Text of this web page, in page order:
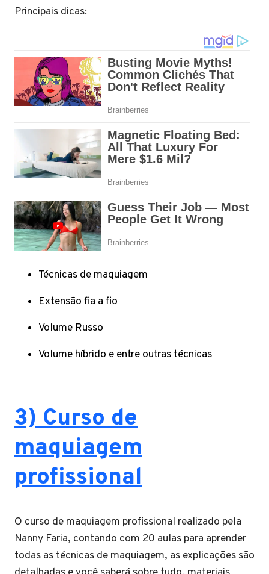
Principais dicas:
Técnicas de maquiagem
Extensão fia a fio
Volume Russo
Volume híbrido e entre outras técnicas
3) Curso de
maquiagem
profissional
O curso de maquiagem profissional realizado pela
Nanny Faria, contando com 20 aulas para aprender
todas as técnicas de maquiagem, as explicações são